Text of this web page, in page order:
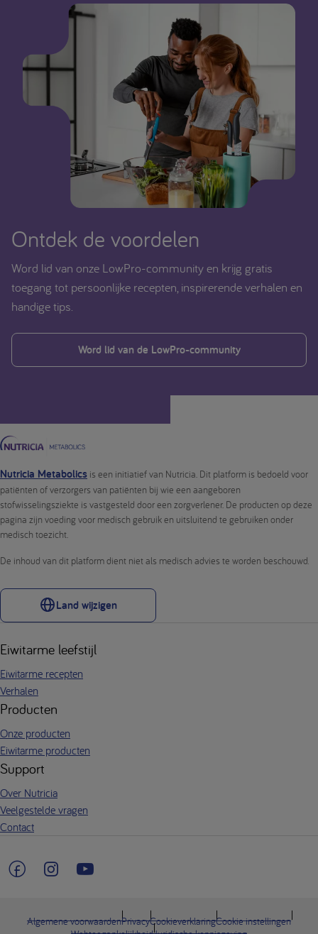
Ontdek de voordelen
Word lid van onze LowPro-community en krijg gratis
toegang tot persoonlijke recepten, inspirerende verhalen en
handige tips.
Word lid van de LowPro-community
Nutricia Metabolics is een initiatief van Nutricia. Dit platform is bedoeld voor
patiënten of verzorgers van patiënten bij wie een aangeboren
stofwisselingsziekte is vastgesteld door een zorgverlener. De producten op deze
pagina zijn voeding voor medisch gebruik en uitsluitend te gebruiken onder
medisch toezicht.
De inhoud van dit platform dient niet als medisch advies te worden beschouwd.
Land wijzigen
Eiwitarme leefstijl
Eiwitarme recepten
Verhalen
Producten
Onze producten
Eiwitarme producten
Support
Over Nutricia
Veelgestelde vragen
Contact
Algemene voorwaardenPrivacyCookieverklaringCookie instellingen